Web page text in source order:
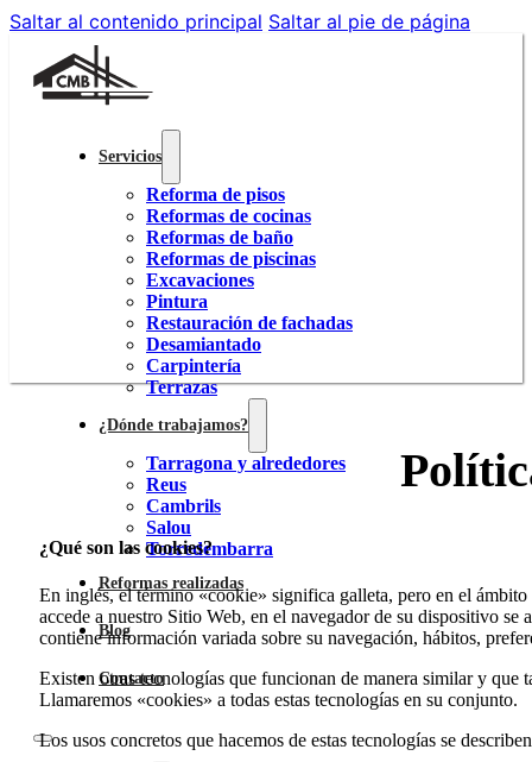
Saltar al contenido principal Saltar al pie de página
Servicios
Reforma de pisos
Reformas de cocinas
Reformas de baño
Reformas de piscinas
Excavaciones
Pintura
Restauración de fachadas
Desamiantado
Carpintería
Terrazas
¿Dónde trabajamos?
Tarragona y alrededores
Reus
Cambrils
Salou
Torredembarra
Reformas realizadas
Blog
Contacto
¿Qué son las cookies?
En inglés, el término «cookie» significa galleta, pero en el
accede a nuestro Sitio Web, en el navegador de su dispositivo
contiene información variada sobre su navegación, hábitos,
Existen otras tecnologías que funcionan de manera similar y que
Llamaremos «cookies» a todas estas tecnologías en su conjunto.
Los usos concretos que hacemos de estas tecnologías se